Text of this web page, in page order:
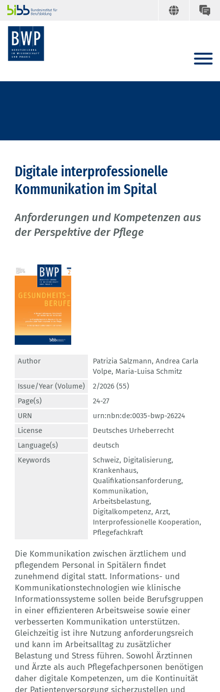
Digitale interprofessionelle
Kommunikation im Spital
Anforderungen und Kompetenzen aus
der Perspektive der Pflege
Author Patrizia Salzmann, Andrea Carla
Volpe, Maria-Luisa Schmitz
Issue/Year (Volume)
2/2026 (55)
Page(s)
24-27
URN
urn:nbn:de:0035-bwp-26224
License
Deutsches Urheberrecht
Language(s)
deutsch
Keywords
Schweiz, Digitalisierung,
Krankenhaus,
Qualifikationsanforderung,
Kommunikation,
Arbeitsbelastung,
Digitalkompetenz, Arzt,
Interprofessionelle Kooperation,
Pflegefachkraft
Die Kommunikation zwischen ärztlichem und
pflegendem Personal in Spitälern findet
zunehmend digital statt. Informations- und
Kommunikationstechnologien wie klinische
Informationssysteme sollen beide Berufsgruppen
in einer effizienteren Arbeitsweise sowie einer
verbesserten Kommunikation unterstützen.
Gleichzeitig ist ihre Nutzung anforderungsreich
und kann im Arbeitsalltag zu zusätzlicher
Belastung und Stress führen. Sowohl Ärztinnen
und Ärzte als auch Pflegefachpersonen benötigen
daher digitale Kompetenzen, um die Kontinuität
der Patientenversorgung sicherzustellen und